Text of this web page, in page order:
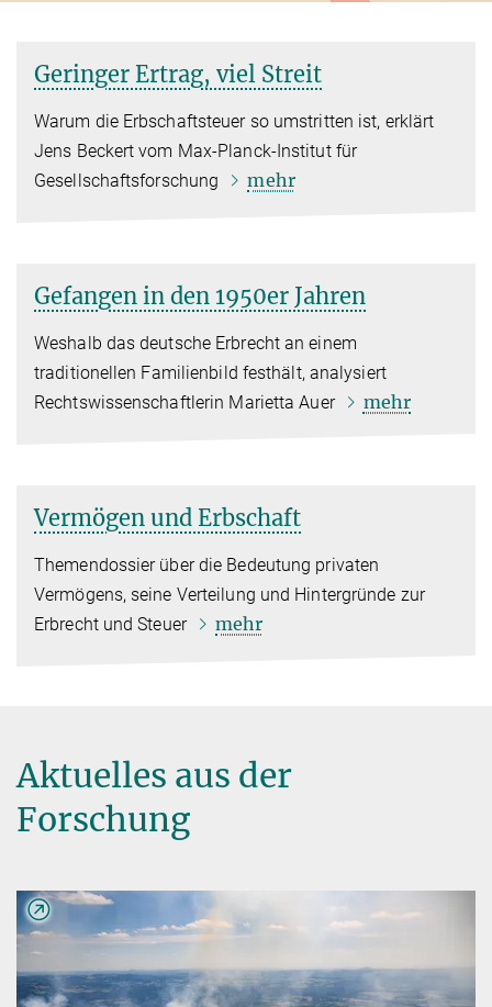
Geringer Ertrag, viel Streit
Warum die Erbschaftsteuer so umstritten ist, erklärt
Jens Beckert vom Max-Planck-Institut für
Gesellschaftsforschung
mehr
Gefangen in den 1950er Jahren
Weshalb das deutsche Erbrecht an einem
traditionellen Familienbild festhält, analysiert
Rechtswissenschaftlerin Marietta Auer
mehr
Vermögen und Erbschaft
Themendossier über die Bedeutung privaten
Vermögens, seine Verteilung und Hintergründe zur
Erbrecht und Steuer
mehr
Aktuelles aus der
Forschung